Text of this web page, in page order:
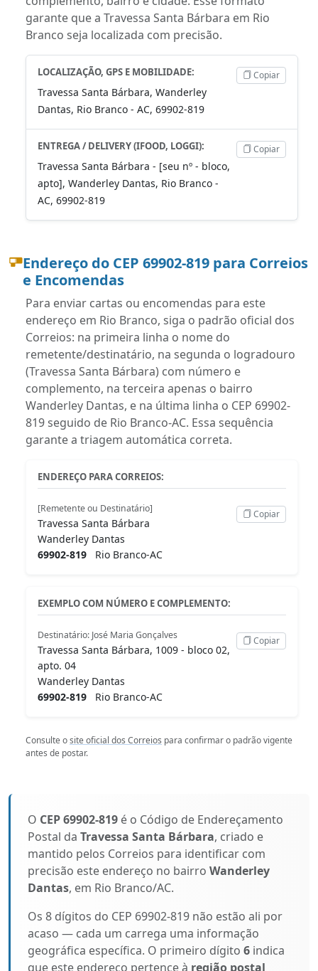
garante que a Travessa Santa Bárbara em Rio
Branco seja localizada com precisão.
LOCALIZAÇÃO, GPS E MOBILIDADE:
Travessa Santa Bárbara, Wanderley
Dantas, Rio Branco - AC, 69902-819
Copiar
ENTREGA / DELIVERY (IFOOD, LOGGI):
Travessa Santa Bárbara - [seu nº - bloco,
apto], Wanderley Dantas, Rio Branco -
AC, 69902-819
Copiar
Endereço do CEP 69902-819 para Correios
e Encomendas
Para enviar cartas ou encomendas para este
endereço em Rio Branco, siga o padrão oficial dos
Correios: na primeira linha o nome do
remetente/destinatário, na segunda o logradouro
(Travessa Santa Bárbara) com número e
complemento, na terceira apenas o bairro
Wanderley Dantas, e na última linha o CEP 69902-
819 seguido de Rio Branco-AC. Essa sequência
garante a triagem automática correta.
ENDEREÇO PARA CORREIOS:
[Remetente ou Destinatário]
Travessa Santa Bárbara
Wanderley Dantas
69902-819 Rio Branco-AC
Copiar
EXEMPLO COM NÚMERO E COMPLEMENTO:
Destinatário: José Maria Gonçalves
Travessa Santa Bárbara, 1009 - bloco 02,
apto. 04
Wanderley Dantas
69902-819 Rio Branco-AC
Copiar
Consulte osite oficial dos Correios para confirmar o padrão vigente
antes de postar.
O CEP 69902-819 é o Código de Endereçamento
Postal da Travessa Santa Bárbara, criado e
mantido pelos Correios para identificar com
precisão este endereço no bairro Wanderley
Dantas, em Rio Branco/AC.
Os 8 dígitos do CEP 69902-819 não estão ali por
acaso — cada um carrega uma informação
geográfica específica. O primeiro dígito 6 indica
que este endereço pertence à região postal